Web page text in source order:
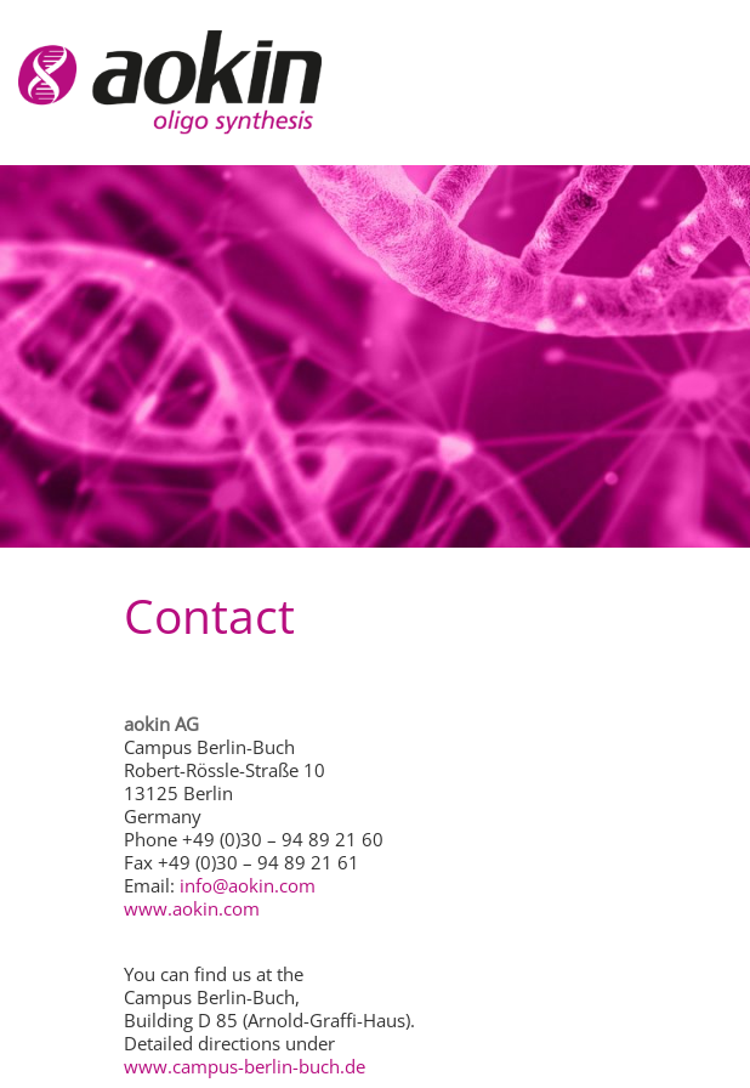
Contact
aokin AG
Campus Berlin-Buch
Robert-Rössle-Straße 10
13125 Berlin
Germany
Phone +49 (0)30 – 94 89 21 60
Fax +49 (0)30 – 94 89 21 61
Email: info@aokin.com
www.aokin.com
You can find us at the
Campus Berlin-Buch,
Building D 85 (Arnold-Graffi-Haus).
Detailed directions under
www.campus-berlin-buch.de